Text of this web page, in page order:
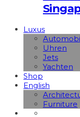
Luxus
Uhren
Jets
Yachten
Shop
English
Furniture